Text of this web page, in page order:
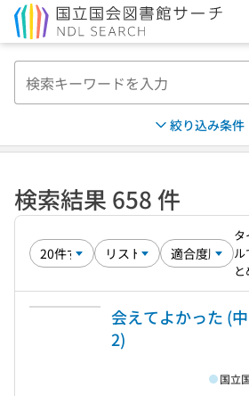
絞り込み条件
検索結果 658 件
タ
ル
と
会えてよかった (
2)
国立